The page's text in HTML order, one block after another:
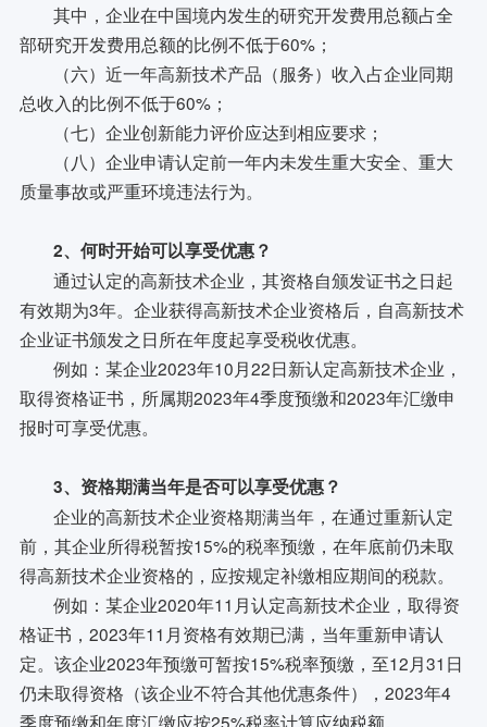
其中，企业在中国境内发生的研究开发费用总额占全
部研究开发费用总额的比例不低于60%；
（六）近一年高新技术产品（服务）收入占企业同期
总收入的比例不低于60%；
（七）企业创新能力评价应达到相应要求；
（八）企业申请认定前一年内未发生重大安全、重大
质量事故或严重环境违法行为。
2、何时开始可以享受优惠？
通过认定的高新技术企业，其资格自颁发证书之日起
有效期为3年。企业获得高新技术企业资格后，自高新技术
企业证书颁发之日所在年度起享受税收优惠。
例如：某企业2023年10月22日新认定高新技术企业，
取得资格证书，所属期2023年4季度预缴和2023年汇缴申
报时可享受优惠。
3、资格期满当年是否可以享受优惠？
企业的高新技术企业资格期满当年，在通过重新认定
前，其企业所得税暂按15%的税率预缴，在年底前仍未取
得高新技术企业资格的，应按规定补缴相应期间的税款。
例如：某企业2020年11月认定高新技术企业，取得资
格证书，2023年11月资格有效期已满，当年重新申请认
定。该企业2023年预缴可暂按15%税率预缴，至12月31日
仍未取得资格（该企业不符合其他优惠条件），2023年4
季度预缴和年度汇缴应按25%税率计算应纳税额。